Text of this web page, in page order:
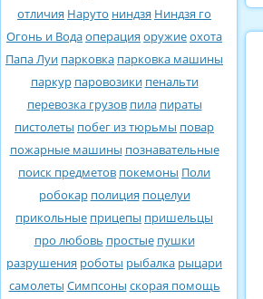
отличия Наруто ниндзя Ниндзя го
Огонь и Водаоперация оружиеохота
Папа Луи парковка парковка машины
паркур паровозики пенальти
перевозка грузов пила пираты
пистолеты побег из тюрьмы повар
пожарные машины познавательные
поиск предметов покемоны Поли
робокар полиция поцелуи
прикольные прицепы пришельцы
про любовь простые пушки
разрушения роботы рыбалка рыцари
самолеты Симпсоны скорая помощь